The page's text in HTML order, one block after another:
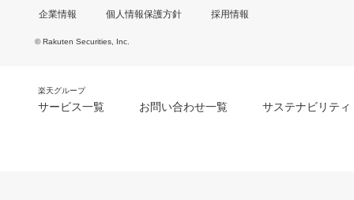
企業情報 個人情報保護方針 採用情報
© Rakuten Securities, Inc.
楽天グループ
サービス一覧 お問い合わせ一覧 サステナビリティ